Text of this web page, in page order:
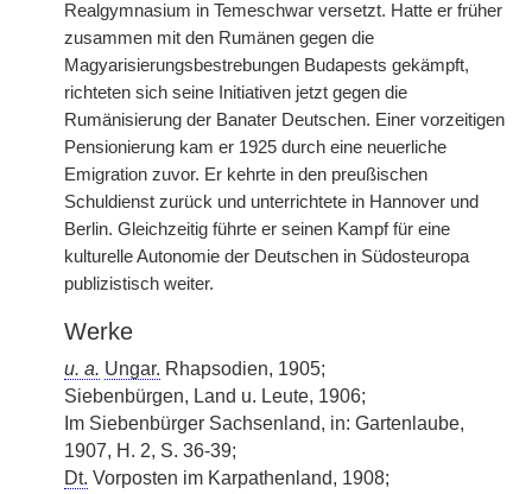
Realgymnasium in Temeschwar versetzt. Hatte er früher
zusammen mit den Rumänen gegen die
Magyarisierungsbestrebungen Budapests gekämpft,
richteten sich seine Initiativen jetzt gegen die
Rumänisierung der Banater Deutschen. Einer vorzeitigen
Pensionierung kam er 1925 durch eine neuerliche
Emigration zuvor. Er kehrte in den preußischen
Schuldienst zurück und unterrichtete in Hannover und
Berlin. Gleichzeitig führte er seinen Kampf für eine
kulturelle Autonomie der Deutschen in Südosteuropa
publizistisch weiter.
Werke
u. a. Ungar. Rhapsodien, 1905;
Siebenbürgen, Land u. Leute, 1906;
Im Siebenbürger Sachsenland, in: Gartenlaube,
1907, H. 2, S. 36-39;
Dt. Vorposten im Karpathenland, 1908;